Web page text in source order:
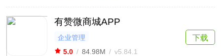
有赞微商城APP
企业管理
5.0 / 84.98M / v5.84.1
下载